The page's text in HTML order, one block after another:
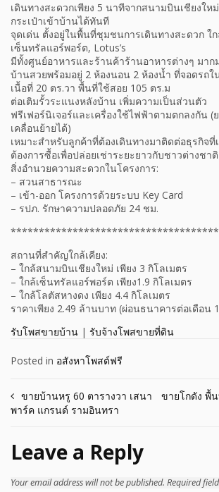
เดินทางสะดวกเพียง 5 นาทีจากสนามบินเชียงให
กระเป๋าเข้าบ้านได้ทันที
จุดเด่น ตั้งอยู่ในพื้นที่ชุมชนการเดินทางสะดวก ใ
เซ็นทรัลแอร์พอร์ต, Lotus’s
มีทั้งศูนย์อาหารและร้านค้าร้านอาหารต่างๆ มาก
บ้านสวยพร้อมอยู่ 2 ห้องนอน 2 ห้องน้ำ ที่จอดรถใ
เนื้อที่ 20 ตร.วา พื้นที่ใช้สอย 105 ตร.ม
ต่อเติมรั้วระแนงหลังบ้าน เพิ่มความเป็นส่วนตัว
ฟรีเฟอร์นิเจอร์และเครื่องใช้ไฟฟ้าตามตกลงกัน (
เคลื่อนย้ายได้)
เหมาะสำหรับลูกค้าที่ต้องเดินทางมาติดต่อธุรกิจที่
ต้องการซื้อเพื่อปล่อยเช่าระยะยาวกับชาวต่างชาติ
สิ่งอำนวยความสะดวกในโครงการ:
– สวนสาธารณะ
– เข้า-ออก โครงการด้วยระบบ Key Card
– รปภ. รักษาความปลอดภัย 24 ชม.
สถานที่สำคัญใกล้เคียง:
– ใกล้สนามบินเชียงใหม่ เพียง 3 กิโลเมตร
– ใกล้เซ็นทรัลแอร์พอร์ต เพียง1.9 กิโลเมตร
– ใกล้โลตัสหางดง เพียง 4.4 กิโลเมตร
ราคาเพียง 2.49 ล้านบาท (ผ่อนธนาคารต่อเดือน
รับโพสขายบ้าน | รับจ้างโพสขายที่ดิน
Posted in อสังหาโพสต์ฟรี
Post
ขายบ้านหรู 60 ตารางวา เสนา
พาร์ค แกรนด์ รามอินทรา
ขายโกดัง พื้
Leave a Reply
Your email address will not be published. Required